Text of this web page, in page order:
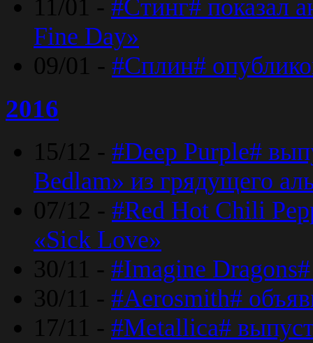
11/01 - #Стинг# показал
Fine Day»
09/01 - #Сплин#
2016
15/12 - #Deep Purple#
Bedlam» из грядущего
07/12 - #Red Hot Chili
«Sick Love»
30/11 - #Imagine
30/11 - #Aerosmith#
17/11 - #Metallica#